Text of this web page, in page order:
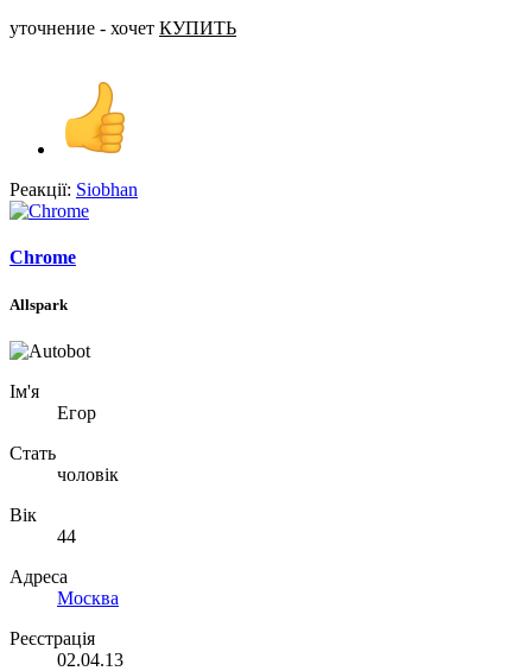
уточнение - хочет КУПИТЬ
Реакції: Siobhan
Chrome
Allspark
Ім'я
Егор
Стать
чоловік
Вік
44
Адреса
Москва
Реєстрація
02.04.13